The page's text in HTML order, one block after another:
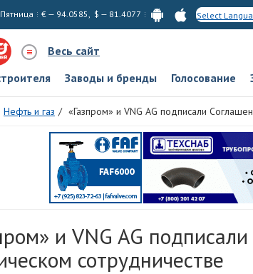
€ — 94.0585, $ — 81.4077 Select
Весь сайт
Заводы и бренды Голосование
Нефть и газ «Газпром» и VNG AG подписали
и VNG AG
сотрудничестве